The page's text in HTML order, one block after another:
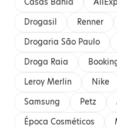
Drogasil
Renner
Drogaria São Paulo
Droga Raia
Leroy Merlin
Nike
Samsung
Petz
Época Cosméticos